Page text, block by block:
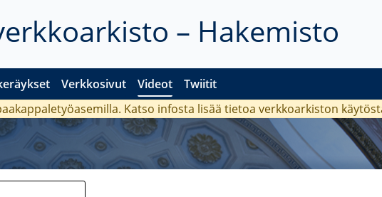
– Hakemisto
Verkkosivut Videot Twiitit
Katso infosta lisää tietoa verkkoarkiston